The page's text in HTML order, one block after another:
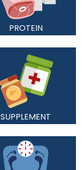
PROTEIN
SUPPLEMENT